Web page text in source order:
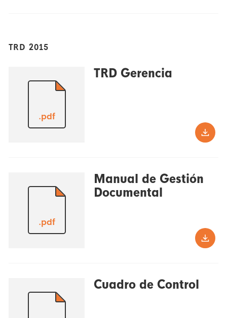
TRD 2015
.pdf
TRD Gerencia
.pdf
Manual de Gestión
Documental
Cuadro de Control